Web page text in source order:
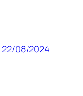
22/08/2024